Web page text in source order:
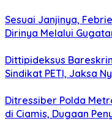
Sesuai Janjinya,
Dirinya Melalui
Dittipideksus
Sindikat PETI, Jaksa
Ditressiber Polda
di Ciamis, Dugaan